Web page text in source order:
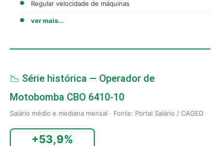
Regular velocidade de máquinas
ver mais...
📉 Série histórica — Operador de
Motobomba CBO 6410-10
Salário médio e mediana mensal · Fonte: Portal Salário / CAGED
+53,9%